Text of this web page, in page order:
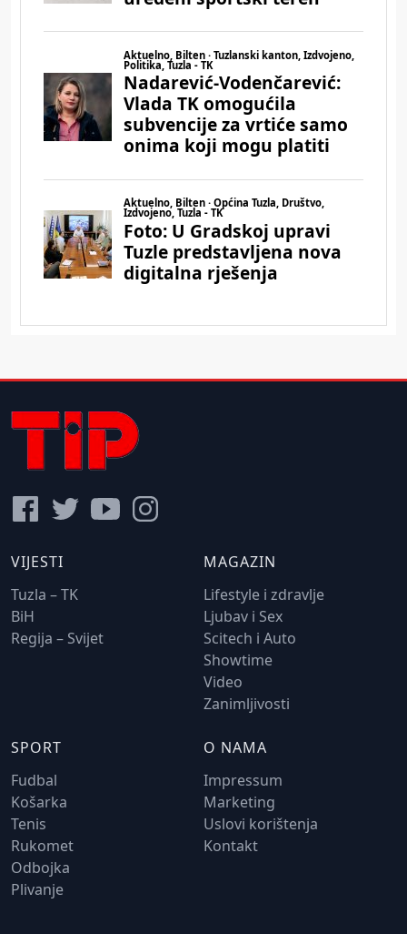
VIJESTI
Tuzla – TK
BiH
Regija – Svijet
MAGAZIN
Lifestyle i zdravlje
Ljubav i Sex
Scitech i Auto
Showtime
Video
Zanimljivosti
SPORT
Fudbal
Košarka
Tenis
Rukomet
Odbojka
Plivanje
O NAMA
Impressum
Marketing
Uslovi korištenja
Kontakt